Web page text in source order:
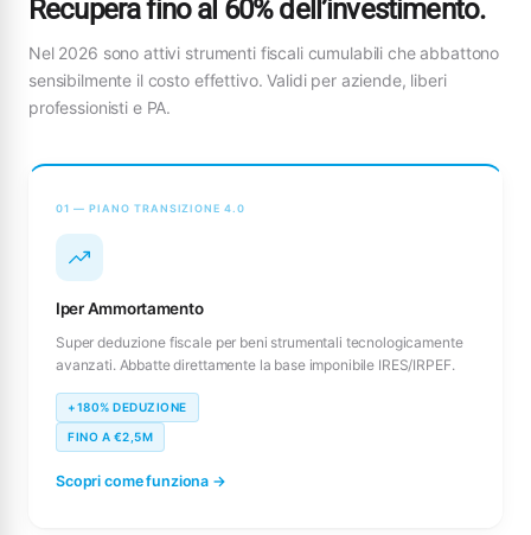
Recupera fino al 60% dell’investimento.
Nel 2026 sono attivi strumenti fiscali cumulabili che abbattono
sensibilmente il costo effettivo. Validi per aziende, liberi
professionisti e PA.
01 — PIANO TRANSIZIONE 4.0
Iper Ammortamento
Super deduzione fiscale per beni strumentali tecnologicamente
avanzati. Abbatte direttamente la base imponibile IRES/IRPEF.
+180% DEDUZIONE
FINO A €2,5M
Scopri come funziona →